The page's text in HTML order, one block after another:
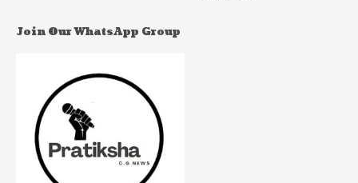
Join Our WhatsApp Group